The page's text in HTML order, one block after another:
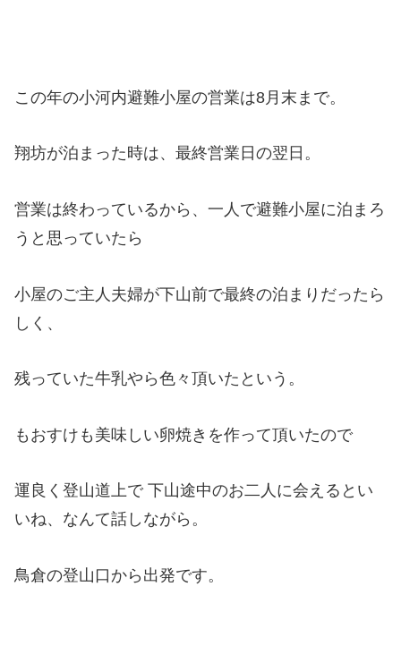
この年の小河内避難小屋の営業は8月末まで。
翔坊が泊まった時は、最終営業日の翌日。
営業は終わっているから、一人で避難小屋に泊まろ
うと思っていたら
小屋のご主人夫婦が下山前で最終の泊まりだったら
しく、
残っていた牛乳やら色々頂いたという。
もおすけも美味しい卵焼きを作って頂いたので
運良く登山道上で 下山途中のお二人に会えるとい
いね、なんて話しながら。
鳥倉の登山口から出発です。